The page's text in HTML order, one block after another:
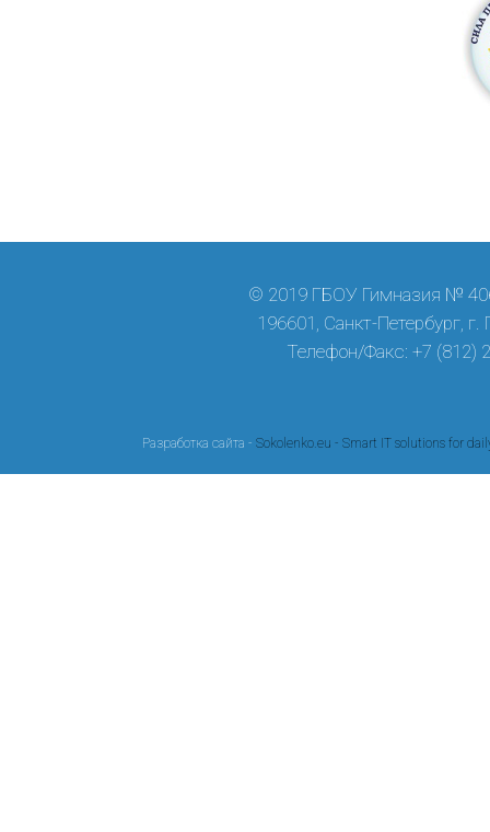
© 2019 ГБОУ Гимназия №
196601, Санкт-Петербург,
Телефон/Факс: +7 (812)
Разработка сайта - Sokolenko.eu - Smart IT solutions for